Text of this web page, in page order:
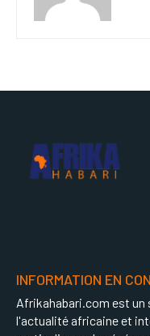
INFORMATION EN
Afrikahabari.com est un
l'actualité africaine et